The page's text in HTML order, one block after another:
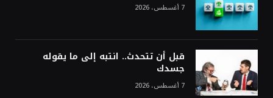
7 أغسطس، 2026
قبل أن تتحدث.. انتبه إلى ما يقوله
جسدك
7 أغسطس، 2026